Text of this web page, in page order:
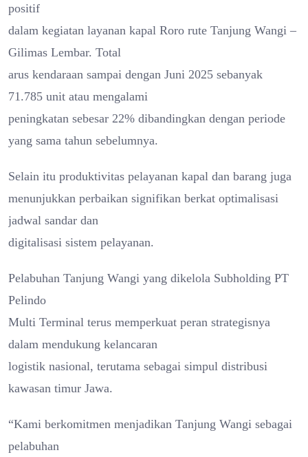
positif
dalam kegiatan layanan kapal Roro rute Tanjung Wangi –
Gilimas Lembar. Total
arus kendaraan sampai dengan Juni 2025 sebanyak
71.785 unit atau mengalami
peningkatan sebesar 22% dibandingkan dengan periode
yang sama tahun sebelumnya.
Selain itu produktivitas pelayanan kapal dan barang juga
menunjukkan perbaikan signifikan berkat optimalisasi
jadwal sandar dan
digitalisasi sistem pelayanan.
Pelabuhan Tanjung Wangi yang dikelola Subholding PT
Pelindo
Multi Terminal terus memperkuat peran strategisnya
dalam mendukung kelancaran
logistik nasional, terutama sebagai simpul distribusi
kawasan timur Jawa.
“Kami berkomitmen menjadikan Tanjung Wangi sebagai
pelabuhan